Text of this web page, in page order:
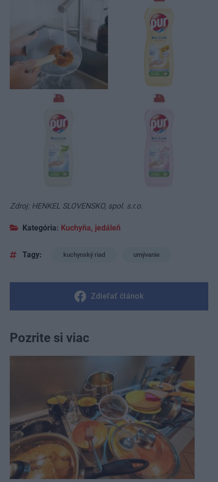
5
Zdroj: HENKEL SLOVENSKO, spol. s.r.o.
Kategória: Kuchyňa, jedáleň
Tagy: kuchynský riad umývanie
Zdieľať článok
Pozrite si viac